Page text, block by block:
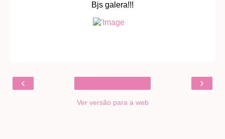
Bjs galera!!!
‹ ›
Ver versão para a web